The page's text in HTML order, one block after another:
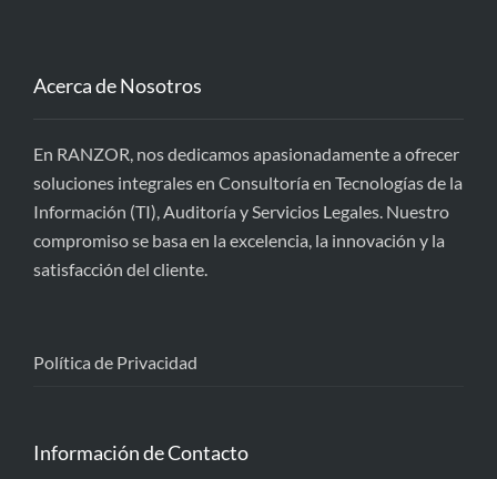
Acerca de Nosotros
En RANZOR, nos dedicamos apasionadamente a ofrecer
soluciones integrales en Consultoría en Tecnologías de la
Información (TI), Auditoría y Servicios Legales. Nuestro
compromiso se basa en la excelencia, la innovación y la
satisfacción del cliente.
Política de Privacidad
Información de Contacto